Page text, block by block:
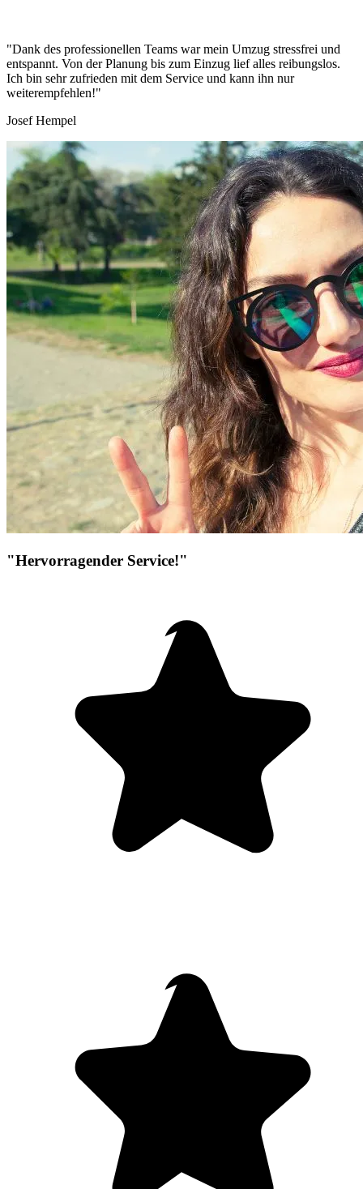
"Dank des professionellen Teams war mein Umzug stressfrei und
entspannt. Von der Planung bis zum Einzug lief alles reibungslos.
Ich bin sehr zufrieden mit dem Service und kann ihn nur
weiterempfehlen!"
Josef Hempel
"Hervorragender Service!"